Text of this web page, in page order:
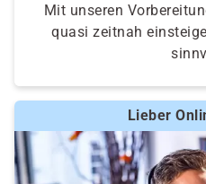
Mit unseren
quasi zeitnah
Lieber